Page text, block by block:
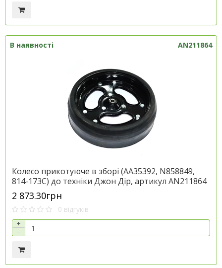
В наявності AN211864
Колесо прикотуюче в зборі (AA35392, N858849,
814-173C) до техніки Джон Дір, артикул AN211864
2 873.30грн
0 відгуків
+
−